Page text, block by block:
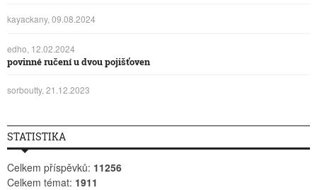
kayackany, 09.08.2024
edho, 12.02.2024
povinné ručení u dvou pojišťoven
sorboutty, 21.12.2023
STATISTIKA
Celkem příspěvků: 11256
Celkem témat: 1911